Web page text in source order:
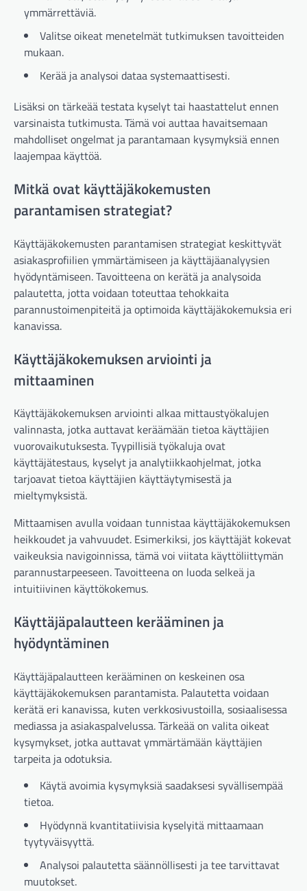
ymmärrettäviä.
Valitse oikeat menetelmät tutkimuksen tavoitteiden
mukaan.
Kerää ja analysoi dataa systemaattisesti.
Lisäksi on tärkeää testata kyselyt tai haastattelut ennen
varsinaista tutkimusta. Tämä voi auttaa havaitsemaan
mahdolliset ongelmat ja parantamaan kysymyksiä ennen
laajempaa käyttöä.
Mitkä ovat käyttäjäkokemusten
parantamisen strategiat?
Käyttäjäkokemusten parantamisen strategiat keskittyvät
asiakasprofiilien ymmärtämiseen ja käyttäjäanalyysien
hyödyntämiseen. Tavoitteena on kerätä ja analysoida
palautetta, jotta voidaan toteuttaa tehokkaita
parannustoimenpiteitä ja optimoida käyttäjäkokemuksia eri
kanavissa.
Käyttäjäkokemuksen arviointi ja
mittaaminen
Käyttäjäkokemuksen arviointi alkaa mittaustyökalujen
valinnasta, jotka auttavat keräämään tietoa käyttäjien
vuorovaikutuksesta. Tyypillisiä työkaluja ovat
käyttäjätestaus, kyselyt ja analytiikkaohjelmat, jotka
tarjoavat tietoa käyttäjien käyttäytymisestä ja
mieltymyksistä.
Mittaamisen avulla voidaan tunnistaa käyttäjäkokemuksen
heikkoudet ja vahvuudet. Esimerkiksi, jos käyttäjät kokevat
vaikeuksia navigoinnissa, tämä voi viitata käyttöliittymän
parannustarpeeseen. Tavoitteena on luoda selkeä ja
intuitiivinen käyttökokemus.
Käyttäjäpalautteen kerääminen ja
hyödyntäminen
Käyttäjäpalautteen kerääminen on keskeinen osa
käyttäjäkokemuksen parantamista. Palautetta voidaan
kerätä eri kanavissa, kuten verkkosivustoilla, sosiaalisessa
mediassa ja asiakaspalvelussa. Tärkeää on valita oikeat
kysymykset, jotka auttavat ymmärtämään käyttäjien
tarpeita ja odotuksia.
Käytä avoimia kysymyksiä saadaksesi syvällisempää
tietoa.
Hyödynnä kvantitatiivisia kyselyitä mittaamaan
tyytyväisyyttä.
Analysoi palautetta säännöllisesti ja tee tarvittavat
muutokset.